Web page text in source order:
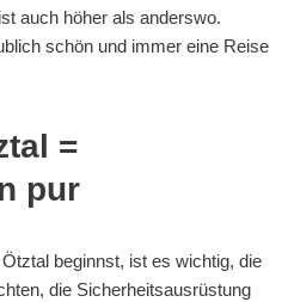
auch höher als anderswo.
schön und immer eine Reise
=
pur
beginnst, ist es wichtig, die
die Sicherheitsausrüstung